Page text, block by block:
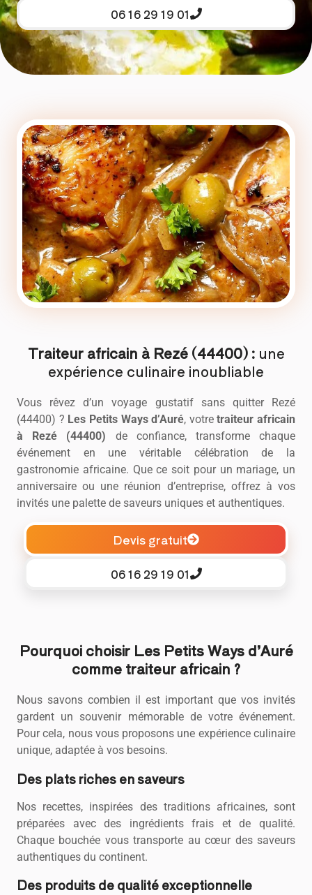
06 16 29 19 01
Traiteur africain à Rezé (44400) :une
expérience culinaire inoubliable
Vous rêvez d’un voyage gustatif sans quitter Rezé
(44400) ? Les Petits Ways d’Auré, votretraiteur africain
à Rezé (44400) de confiance, transforme chaque
événement en une véritable célébration de la
gastronomie africaine. Que ce soit pour un mariage, un
anniversaire ou une réunion d’entreprise, offrez à vos
invités une palette de saveurs uniques et authentiques.
Devis gratuit
06 16 29 19 01
Pourquoi choisir Les Petits Ways d’Auré
comme traiteur africain ?
Nous savons combien il est important que vos invités
gardent un souvenir mémorable de votre événement.
Pour cela, nous vous proposons une expérience culinaire
unique, adaptée à vos besoins.
Des plats riches en saveurs
Nos recettes, inspirées des traditions africaines, sont
préparées avec des ingrédients frais et de qualité.
Chaque bouchée vous transporte au cœur des saveurs
authentiques du continent.
Des produits de qualité exceptionnelle